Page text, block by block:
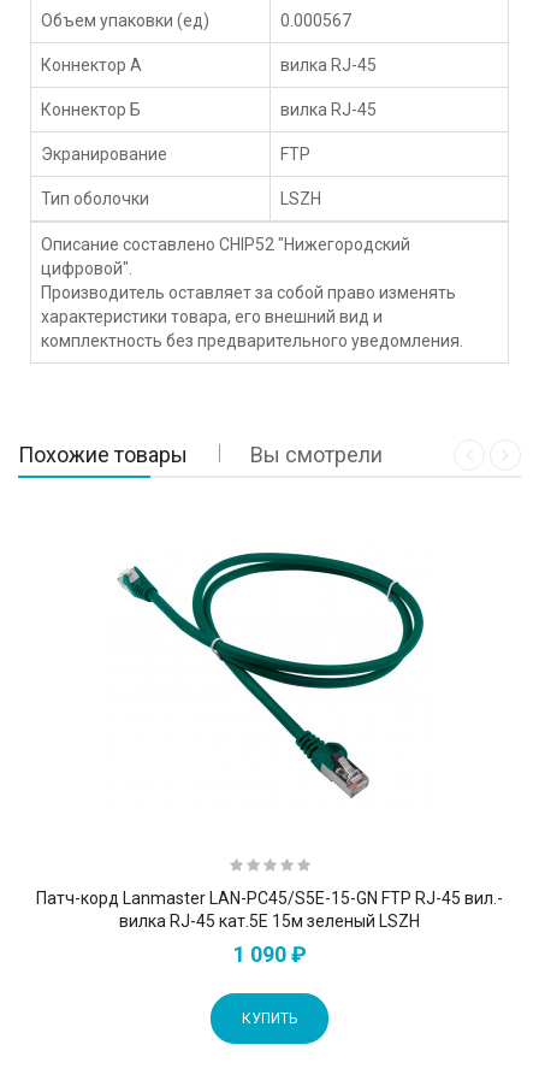
Объем упаковки (ед) 0.000567
Коннектор А вилка RJ-45
Коннектор Б вилка RJ-45
Экранирование FTP
Тип оболочки LSZH
Описание составлено CHIP52 "Нижегородский
цифровой".
Производитель оставляет за собой право изменять
характеристики товара, его внешний вид и
комплектность без предварительного уведомления.
Похожие товары Вы смотрели
Патч-корд Lanmaster LAN-PC45/S5E-15-GN FTP RJ-45 вил.-
вилка RJ-45 кат.5E 15м зеленый LSZH
1 090 ₽
КУПИТЬ